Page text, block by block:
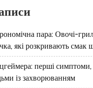
пара: Овочі-
які розкривають
перші симптоми,
із захворюванням